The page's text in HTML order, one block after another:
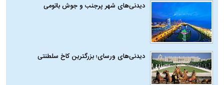
دیدنی‌های شهر پرجنب و جوش باتومی
دیدنی‌های ورسای؛ بزرگترین کاخ سلطنتی